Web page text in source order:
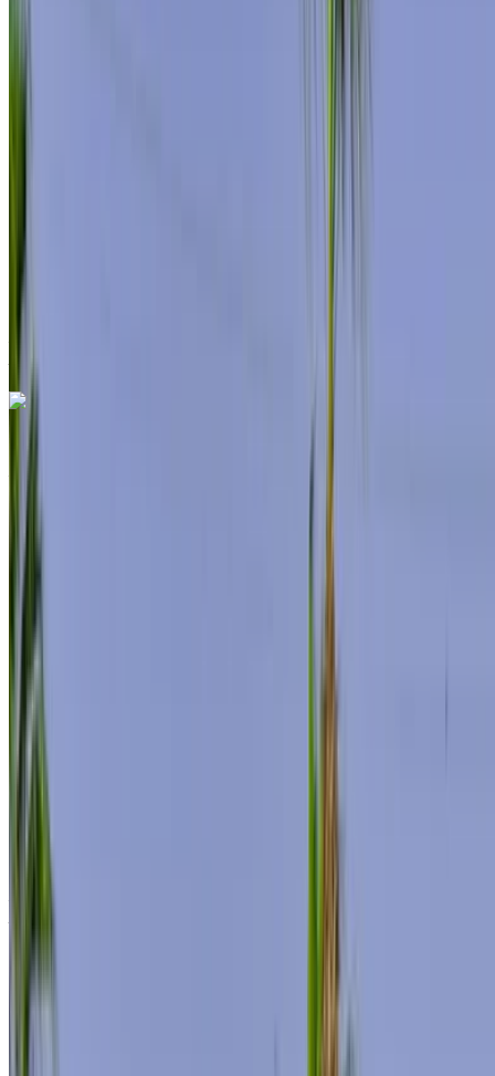
Mercedes Benz S400 2024
Aéroport international Mohammed V, Casablanca
Casablanca
MAD 7500
MAD 195,000
international Mohammed V, Casablanca
Montrer 1 - 2 de 2 voitures